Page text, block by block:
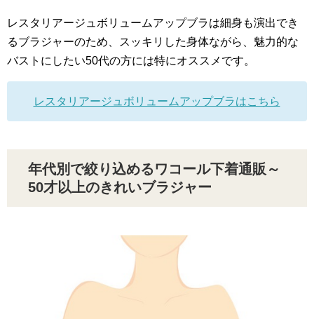
レスタリアージュボリュームアップブラは細身も演出でき
るブラジャーのため、スッキリした身体ながら、魅力的な
バストにしたい50代の方には特にオススメです。
レスタリアージュボリュームアップブラはこちら
年代別で絞り込めるワコール下着通販～
50才以上のきれいブラジャー